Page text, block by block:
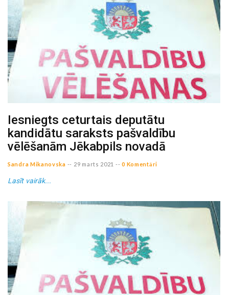
Iesniegts ceturtais deputātu
kandidātu saraksts pašvaldību
vēlēšanām Jēkabpils novadā
Sandra Mikanovska -- 29 marts 2021 -- 0 Komentāri
Lasīt vairāk...